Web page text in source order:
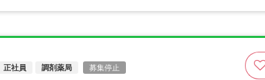
正社員 調剤薬局 募集停止